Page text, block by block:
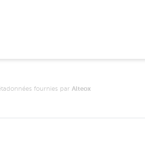
fournies par Alteox